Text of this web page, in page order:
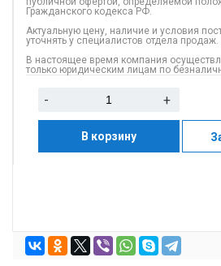
Гражданского кодекса РФ.
Актуальную цену, наличие и условия
уточнять у специалистов отдела продаж.
В настоящее время компания
только юридическим лицам по
- +
В корзину